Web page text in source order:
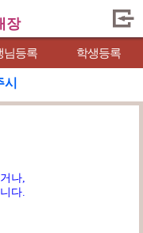
장
님등록 학생등록
나,
다.